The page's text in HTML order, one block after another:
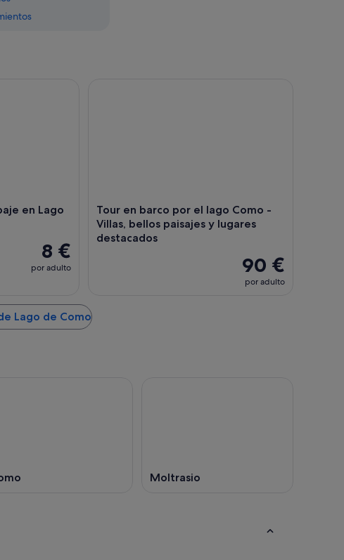
en Lago
8 €
por adulto
Tour en barco por el lago Como -
Villas, bellos paisajes y lugares
destacados
90 €
por adulto
Lago de Como
Moltrasio